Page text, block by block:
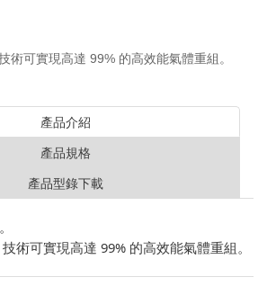
術可實現高達 99% 的高效能氣體重組。
產品介紹
產品規格
產品型錄下載
術可實現高達 99% 的高效能氣體重組。